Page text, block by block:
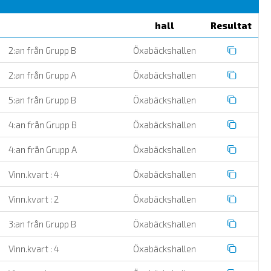
hall Resultat
2:an från Grupp B Öxabäckshallen
2:an från Grupp A Öxabäckshallen
5:an från Grupp B Öxabäckshallen
4:an från Grupp B Öxabäckshallen
4:an från Grupp A Öxabäckshallen
Vinn.kvart : 4 Öxabäckshallen
Vinn.kvart : 2 Öxabäckshallen
3:an från Grupp B Öxabäckshallen
Vinn.kvart : 4 Öxabäckshallen